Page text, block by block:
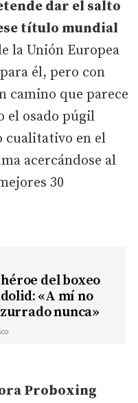
dar el salto
título mundial
la Unión Europea
él, pero con
camino que parece
el osado púgil
cualitativo en el
acercándose al
30
del boxeo
«A mí no
nunca»
Proboxing